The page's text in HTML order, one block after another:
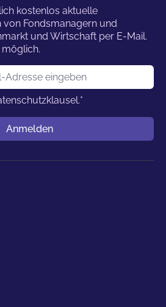
kostenlos aktuelle
von Fondsmanagern und
und Wirtschaft per E-Mail.
*
Anmelden